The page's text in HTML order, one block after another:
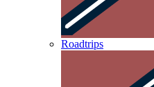
Roadtrips